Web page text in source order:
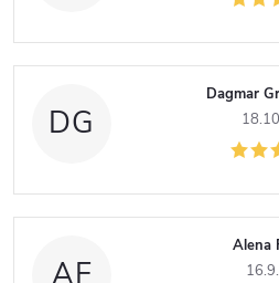
DG
Dagmar
AF
Alena